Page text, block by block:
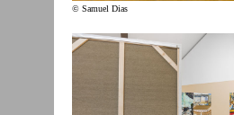
© Samuel Dias